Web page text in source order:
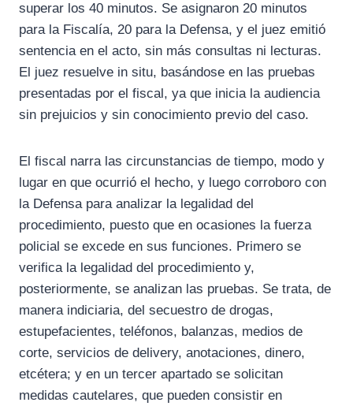
superar los 40 minutos. Se asignaron 20 minutos
para la Fiscalía, 20 para la Defensa, y el juez emitió
sentencia en el acto, sin más consultas ni lecturas.
El juez resuelve in situ, basándose en las pruebas
presentadas por el fiscal, ya que inicia la audiencia
sin prejuicios y sin conocimiento previo del caso.
El fiscal narra las circunstancias de tiempo, modo y
lugar en que ocurrió el hecho, y luego corroboro con
la Defensa para analizar la legalidad del
procedimiento, puesto que en ocasiones la fuerza
policial se excede en sus funciones. Primero se
verifica la legalidad del procedimiento y,
posteriormente, se analizan las pruebas. Se trata, de
manera indiciaria, del secuestro de drogas,
estupefacientes, teléfonos, balanzas, medios de
corte, servicios de delivery, anotaciones, dinero,
etcétera; y en un tercer apartado se solicitan
medidas cautelares, que pueden consistir en